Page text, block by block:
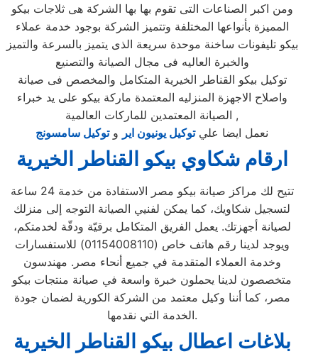
ومن اكبر الصناعات التى تقوم بها بها الشركة هى ثلاجات بيكو
المميزة بأنواعها المختلفة وتتميز الشركة بوجود خدمة عملاء
بيكو تليفونات ساخنة موحدة سريعة الذى يتميز بالسرعة والتميز
والخبرة العاليه فى مجال الصيانة والتصنيع
توكيل بيكو القناطر الخيرية المتكامل والمخصص فى صيانة
واصلاح الاجهزة المنزليه المعتمدة ماركة بيكو على يد خبراء
الصيانة المعتمدين للماركات العالمية ,
نعمل ايضا عليتوكيل يونيون اير وتوكيل سامسونج
ارقام شكاوي بيكو القناطر الخيرية
تتيح لك مراكز صيانة بيكو مصر الاستفادة من خدمة 24 ساعة
لتسجيل شكاويك، كما يمكن لفنيي الصيانة التوجه إلى منزلك
لصيانة أجهزتك. يعمل الفريق المتكامل برقيّة ودقّة لخدمتكم،
ويوجد لدينا رقم هاتف خاص (01154008110) للاستفسارات
وخدمة العملاء المتقدمة في جميع أنحاء مصر. مهندسون
متخصصون لدينا يحملون خبرة واسعة في صيانة منتجات بيكو
مصر، كما أننا وكيل معتمد من الشركة الكورية لضمان جودة
الخدمة التي نقدمها.
بلاغات اعطال بيكو القناطر الخيرية